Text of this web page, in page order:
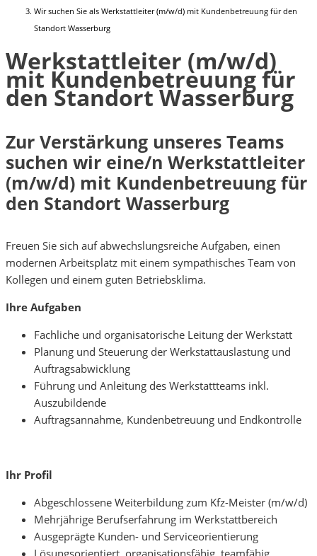
Wir suchen Sie als Werkstattleiter (m/w/d) mit Kundenbetreuung für den
Standort Wasserburg
Werkstattleiter (m/w/d)
mit Kundenbetreuung für
den Standort Wasserburg
Zur Verstärkung unseres Teams
suchen wir eine/n Werkstattleiter
(m/w/d) mit Kundenbetreuung für
den Standort Wasserburg
Freuen Sie sich auf abwechslungsreiche Aufgaben, einen
modernen Arbeitsplatz mit einem sympathisches Team von
Kollegen und einem guten Betriebsklima.
Ihre Aufgaben
Fachliche und organisatorische Leitung der Werkstatt
Planung und Steuerung der Werkstattauslastung und
Auftragsabwicklung
Führung und Anleitung des Werkstattteams inkl.
Auszubildende
Auftragsannahme, Kundenbetreuung und Endkontrolle
Ihr Profil
Abgeschlossene Weiterbildung zum Kfz-Meister (m/w/d)
Mehrjährige Berufserfahrung im Werkstattbereich
Ausgeprägte Kunden- und Serviceorientierung
Lösungsorientiert, organisationsfähig, teamfähig